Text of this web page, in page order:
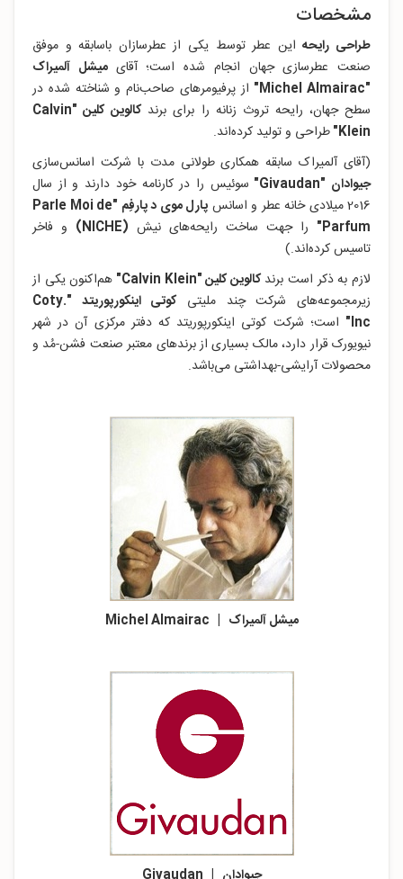
مشخصات
طراحی رایحهاین عطر توسط یکی از عطرسازان باسابقه و موفق
صنعت عطرسازی جهان انجام شده است؛ آقای میشل آلمیراک
"
Michel Almairac" از پرفیومرهای صاحب‌نام و شناخته شده در
سطح جهان، رایحه تروث زنانه را برای برند
کالوین کلین "Calvin
Klein" طراحی و تولید کرده‌اند.
(آقای آلمیراک سابقه همکاری طولانی مدت با شرکت اسانس‌سازی
جیوادان "Givaudan
" سوئیس را در کارنامه خود دارند و از سال
2016 میلادی خانه عطر و اسانس
پارل موی د پارفِم "Parle Moi de
Parfum"
را جهت ساخت رایحه‌های نیش (NICHE)
و فاخر
تاسیس کرده‌اند.)
لازم به ذکر است برندکالوین کلین "Calvin Klein"
هم‌اکنون یکی از
زیرمجموعه‌های شرکت چند ملیتی
کوتی اینکورپوریتد ".Coty
Inc"
است؛ شرکت کوتی اینکورپوریتد که دفتر مرکزی آن در شهر
نیویورک قرار دارد، مالک بسیاری از برندهای معتبر صنعت فشن-مُد و
محصولات آرایشی-بهداشتی می‌باشد.
میشل آلمیراک | Michel Almairac